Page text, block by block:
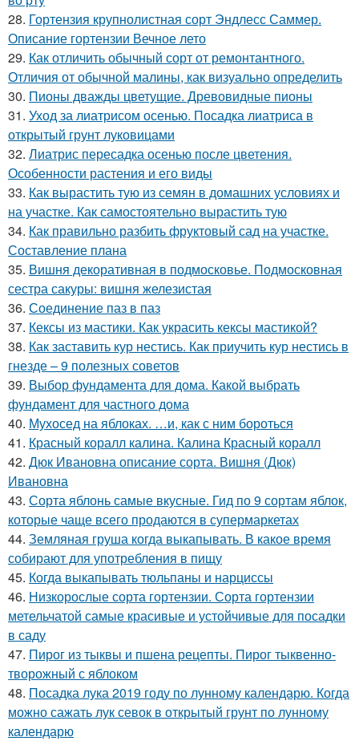
28. Гортензия крупнолистная сорт Эндлесс Саммер.
Описание гортензии Вечное лето
29. Как отличить обычный сорт от ремонтантного.
Отличия от обычной малины, как визуально определить
30. Пионы дважды цветущие. Древовидные пионы
31. Уход за лиатрисом осенью. Посадка лиатриса в
открытый грунт луковицами
32. Лиатрис пересадка осенью после цветения.
Особенности растения и его виды
33. Как вырастить тую из семян в домашних условиях и
на участке. Как самостоятельно вырастить тую
34. Как правильно разбить фруктовый сад на участке.
Составление плана
35. Вишня декоративная в подмосковье. Подмосковная
сестра сакуры: вишня железистая
36. Соединение паз в паз
37. Кексы из мастики. Как украсить кексы мастикой?
38. Как заставить кур нестись. Как приучить кур нестись в
гнезде – 9 полезных советов
39. Выбор фундамента для дома. Какой выбрать
фундамент для частного дома
40. Мухосед на яблоках. …и, как с ним бороться
41. Красный коралл калина. Калина Красный коралл
42. Дюк Ивановна описание сорта. Вишня (Дюк)
Ивановна
43. Сорта яблонь самые вкусные. Гид по 9 сортам яблок,
которые чаще всего продаются в супермаркетах
44. Земляная груша когда выкапывать. В какое время
собирают для употребления в пищу
45. Когда выкапывать тюльпаны и нарциссы
46. Низкорослые сорта гортензии. Сорта гортензии
метельчатой самые красивые и устойчивые для посадки
в саду
47. Пирог из тыквы и пшена рецепты. Пирог тыквенно-
творожный с яблоком
48. Посадка лука 2019 году по лунному календарю. Когда
можно сажать лук севок в открытый грунт по лунному
календарю